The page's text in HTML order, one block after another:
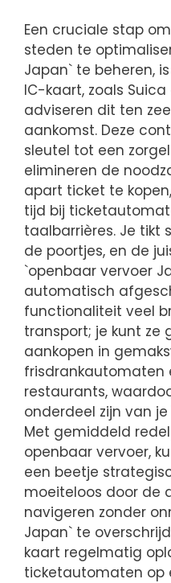
Een cruciale stap
steden te
Japan` te beheren,
IC-kaart, zoals Suica
adviseren dit ten
aankomst. Deze
sleutel tot een
elimineren de
apart ticket te
tijd bij
taalbarrières. Je tikt
de poortjes, en de
`openbaar vervoer
automatisch
functionaliteit veel
transport; je kunt ze
aankopen in
frisdrankautomaten
restaurants,
onderdeel zijn van
Met gemiddeld
openbaar vervoer,
een beetje
moeiteloos door de
navigeren zonder
Japan` te
kaart regelmatig
ticketautomaten op